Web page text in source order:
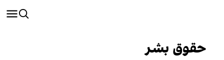
حقوق بشر